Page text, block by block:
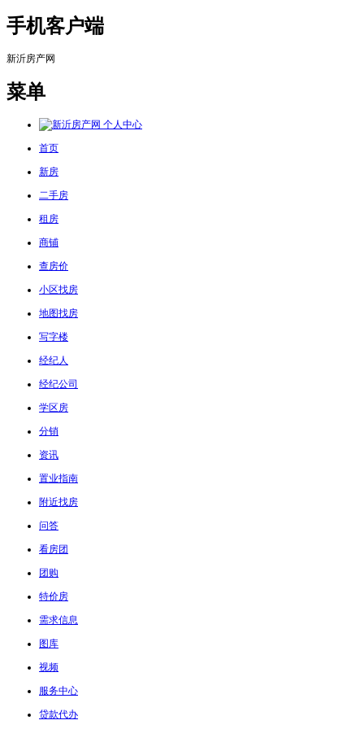
手机客户端
新沂房产网
菜单
个人中心
首页
新房
二手房
租房
商铺
查房价
小区找房
地图找房
写字楼
经纪人
经纪公司
学区房
分销
资讯
置业指南
附近找房
问答
看房团
团购
特价房
需求信息
图库
视频
服务中心
贷款代办